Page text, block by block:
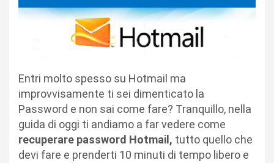
Entri molto spesso su Hotmail ma
improvvisamente ti sei dimenticato la
Password e non sai come fare? Tranquillo, nella
guida di oggi ti andiamo a far vedere come
recuperare password Hotmail, tutto quello che
devi fare e prenderti 10 minuti di tempo libero e